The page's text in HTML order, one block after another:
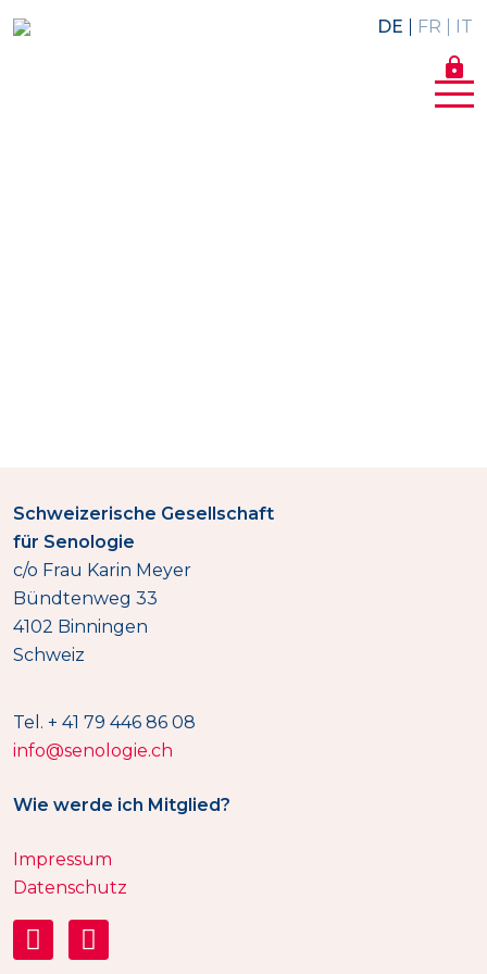
lock
DE FR IT
Schweizerische Gesellschaft
für Senologie
c/o Frau Karin Meyer
Bündtenweg 33
4102 Binningen
Schweiz
Tel. + 41 79 446 86 08
info@senologie.ch
Wie werde ich Mitglied?
Impressum
Datenschutz